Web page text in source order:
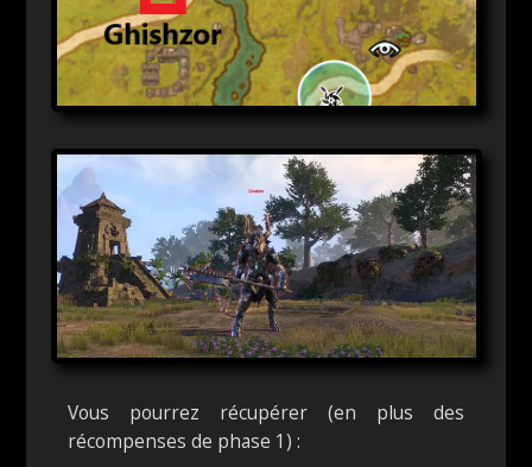
Vous pourrez récupérer (en plus des
récompenses de phase 1) :